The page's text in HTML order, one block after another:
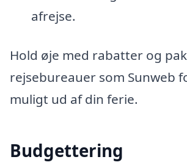
afrejse.
Hold øje med rabatter og
rejsebureauer som Sunweb
muligt ud af din ferie.
Budgettering